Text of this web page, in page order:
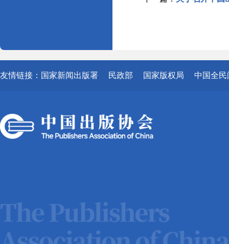
友情链接： 国家新闻出版署 民政部 国家版权局 中国全